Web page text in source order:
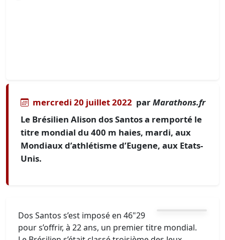
mercredi 20 juillet 2022 parMarathons.fr
Le Brésilien Alison dos Santos a remporté le
titre mondial du 400 m haies, mardi, aux
Mondiaux d’athlétisme d’Eugene, aux Etats-
Unis.
Dos Santos s’est imposé en 46"29
pour s’offrir, à 22 ans, un premier titre mondial.